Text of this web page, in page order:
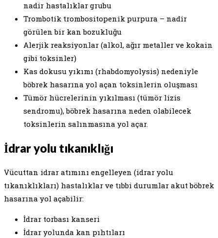
nadir hastalıklar grubu
Trombotik trombositopenik purpura – nadir
görülen bir kan bozukluğu
Alerjik reaksiyonlar (alkol, ağır metaller ve kokain
gibi toksinler)
Kas dokusu yıkımı (rhabdomyolysis) nedeniyle
böbrek hasarına yol açan toksinlerin oluşması
Tümör hücrelerinin yıkılması (tümör lizis
sendromu), böbrek hasarına neden olabilecek
toksinlerin salınmasına yol açar.
İdrar yolu tıkanıklığı
Vücuttan idrar atımını engelleyen (idrar yolu
tıkanıklıkları) hastalıklar ve tıbbi durumlar akut böbrek
hasarına yol açabilir:
İdrar torbası kanseri
İdrar yolunda kan pıhtıları